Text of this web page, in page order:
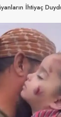
İhtiyaç